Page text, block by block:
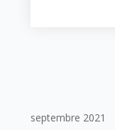
septembre 2021